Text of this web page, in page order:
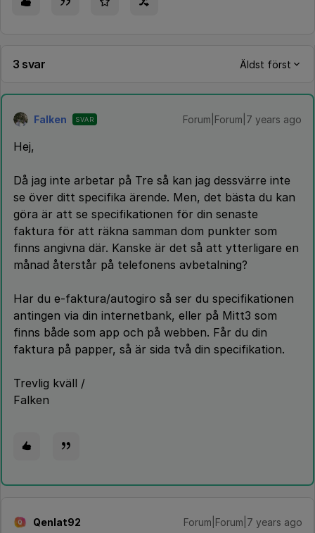
3 svar Äldst först
Falken SVAR Forum|Forum|7 years ago
Hej,
Då jag inte arbetar på Tre så kan jag dessvärre inte
se över ditt specifika ärende. Men, det bästa du kan
göra är att se specifikationen för din senaste
faktura för att räkna samman dom punkter som
finns angivna där. Kanske är det så att ytterligare en
månad återstår på telefonens avbetalning?
Har du e-faktura/autogiro så ser du specifikationen
antingen via din internetbank, eller på Mitt3 som
finns både som app och på webben. Får du din
faktura på papper, så är sida två din specifikation.
Trevlig kväll /
Falken
Q Qenlat92 Forum|Forum|7 years ago